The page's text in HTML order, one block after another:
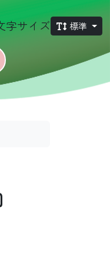
字サイズ 標準